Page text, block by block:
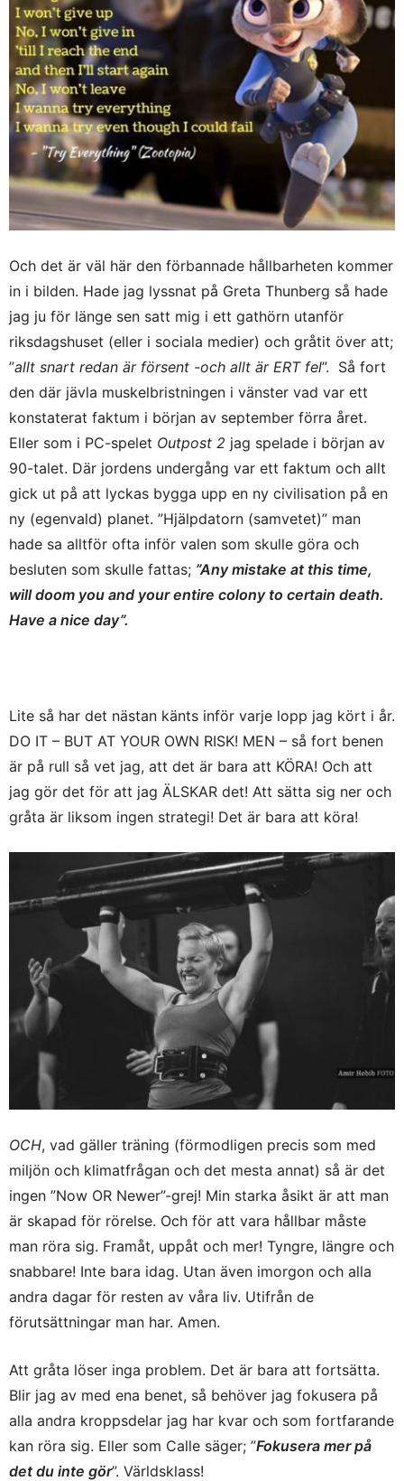
Och det är väl här den förbannade hållbarheten kommer
in i bilden. Hade jag lyssnat på Greta Thunberg så hade
jag ju för länge sen satt mig i ett gathörn utanför
riksdagshuset (eller i sociala medier) och gråtit över att;
”allt snart redan är försent -och allt är ERT fel”. Så fort
den där jävla muskelbristningen i vänster vad var ett
konstaterat faktum i början av september förra året.
Eller som i PC-spelet Outpost 2 jag spelade i början av
90-talet. Där jordens undergång var ett faktum och allt
gick ut på att lyckas bygga upp en ny civilisation på en
ny (egenvald) planet. ”Hjälpdatorn (samvetet)” man
hade sa alltför ofta inför valen som skulle göra och
besluten som skulle fattas; ”Any mistake at this time,
will doom you and your entire colony to certain death.
Have a nice day”.
Lite så har det nästan känts inför varje lopp jag kört i år.
DO IT – BUT AT YOUR OWN RISK! MEN – så fort benen
är på rull så vet jag, att det är bara att KÖRA! Och att
jag gör det för att jag ÄLSKAR det! Att sätta sig ner och
gråta är liksom ingen strategi! Det är bara att köra!
OCH, vad gäller träning (förmodligen precis som med
miljön och klimatfrågan och det mesta annat) så är det
ingen ”Now OR Newer”-grej! Min starka åsikt är att man
är skapad för rörelse. Och för att vara hållbar måste
man röra sig. Framåt, uppåt och mer! Tyngre, längre och
snabbare! Inte bara idag. Utan även imorgon och alla
andra dagar för resten av våra liv. Utifrån de
förutsättningar man har. Amen.
Att gråta löser inga problem. Det är bara att fortsätta.
Blir jag av med ena benet, så behöver jag fokusera på
alla andra kroppsdelar jag har kvar och som fortfarande
kan röra sig. Eller som Calle säger; ”Fokusera mer på
det du inte gör”. Världsklass!